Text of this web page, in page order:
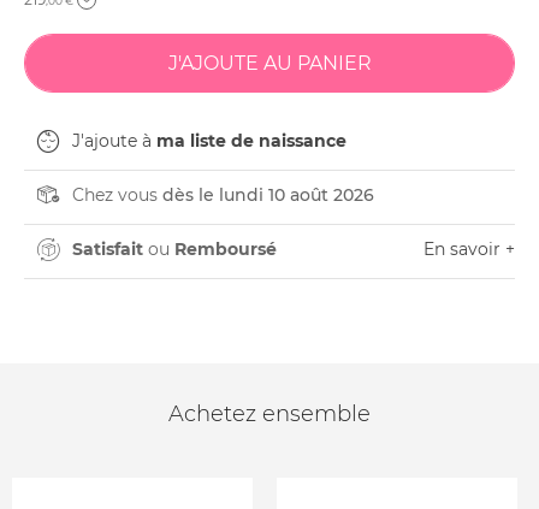
J'ajoute à ma liste de naissance
Chez vous dès le lundi 10 août 2026
Satisfait ou Remboursé En savoir +
Achetez ensemble